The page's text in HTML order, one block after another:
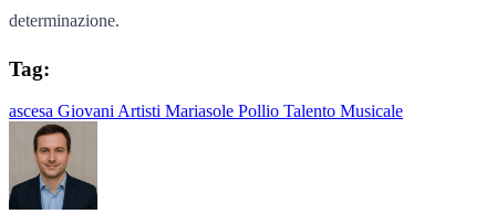
determinazione.
Tag:
ascesa Giovani Artisti Mariasole Pollio Talento Musicale